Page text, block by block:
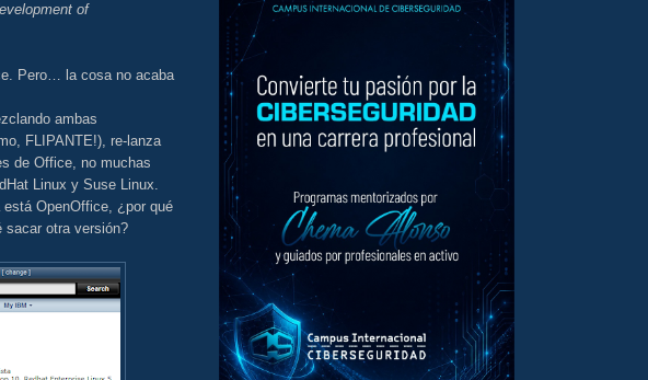
of
Pero… la cosa no acaba
ambas
FLIPANTE!), re-lanza
de Office, no muchas
Linux y Suse Linux.
OpenOffice, ¿por qué
sacar otra versión?